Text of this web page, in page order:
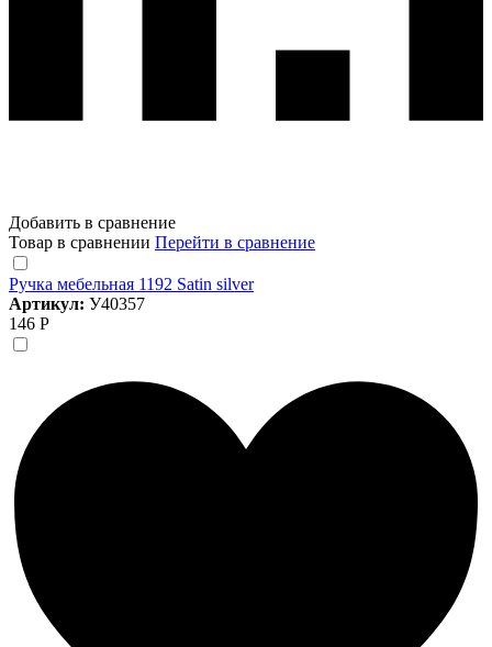
Добавить в сравнение
Товар в сравнении Перейти в сравнение
Ручка мебельная 1192 Satin silver
Артикул: У40357
146 Р